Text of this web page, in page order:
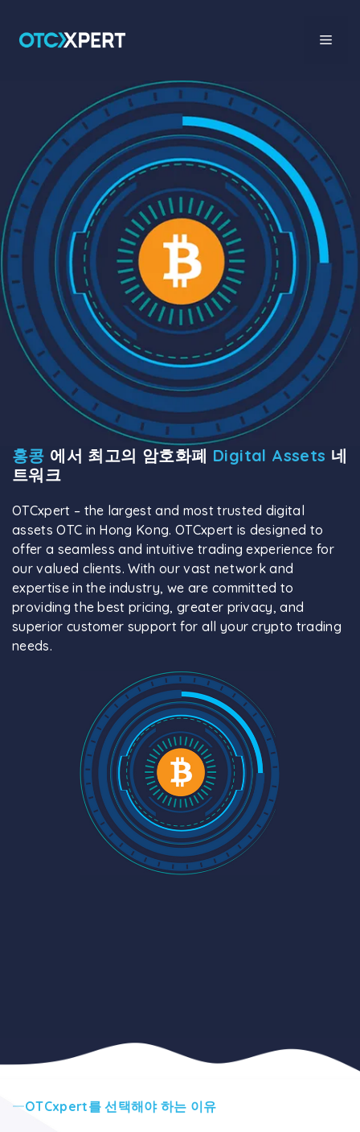
홍콩 에서 최고의 암호화폐 Digital Assets 네
트워크
OTCxpert – the largest and most trusted digital
assets OTC in Hong Kong. OTCxpert is designed to
offer a seamless and intuitive trading experience for
our valued clients. With our vast network and
expertise in the industry, we are committed to
providing the best pricing, greater privacy, and
superior customer support for all your crypto trading
needs.
OTCxpert를 선택해야 하는 이유